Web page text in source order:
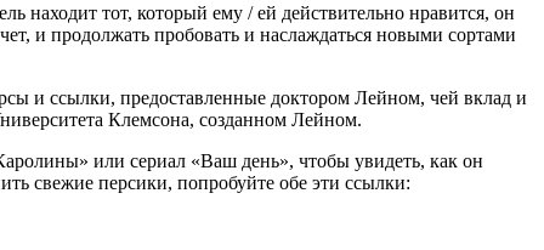
находит тот, который ему / ей действительно нравится, он
и продолжать пробовать и наслаждаться новыми сортами
и ссылки, предоставленные доктором Лейном, чей вклад и
Клемсона, созданном Лейном.
или сериал «Ваш день», чтобы увидеть, как он
свежие персики, попробуйте обе эти ссылки: